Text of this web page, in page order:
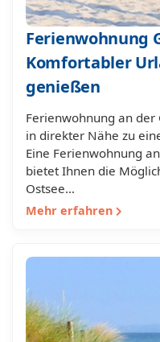
Ferienwohnung
Komfortabler
genießen
Ferienwohnung an
in direkter Nähe zu
Eine Ferienwohnung
bietet Ihnen die
Ostsee…
Mehr erfahren